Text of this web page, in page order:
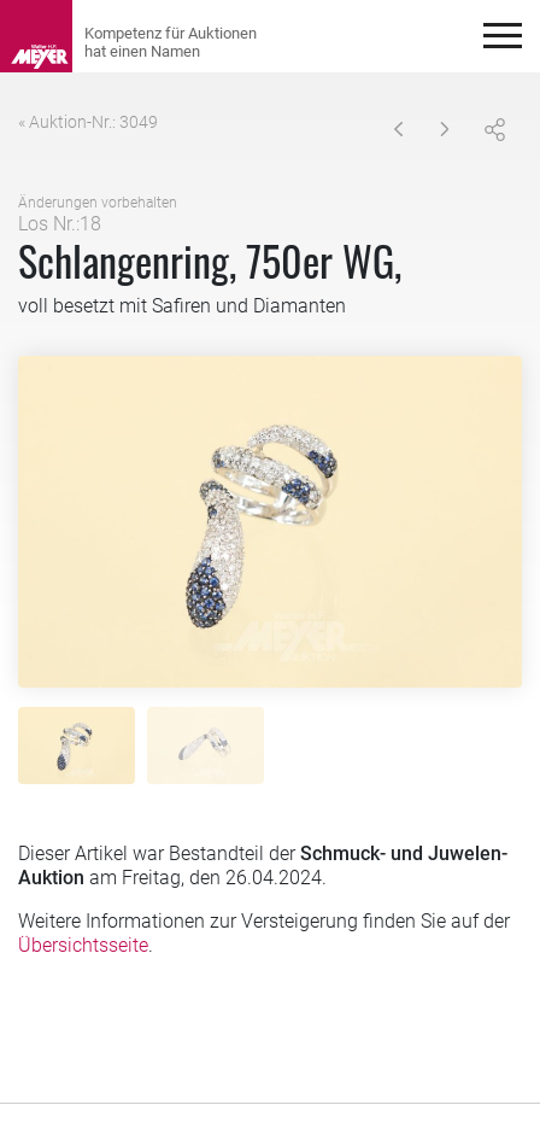
« Auktion-Nr.: 3049
Änderungen vorbehalten
Los Nr.:18
Schlangenring, 750er WG,
voll besetzt mit Safiren und Diamanten
Dieser Artikel war Bestandteil derSchmuck- und Juwelen-
Auktion am Freitag, den 26.04.2024.
Weitere Informationen zur Versteigerung finden Sie auf der
Übersichtsseite.